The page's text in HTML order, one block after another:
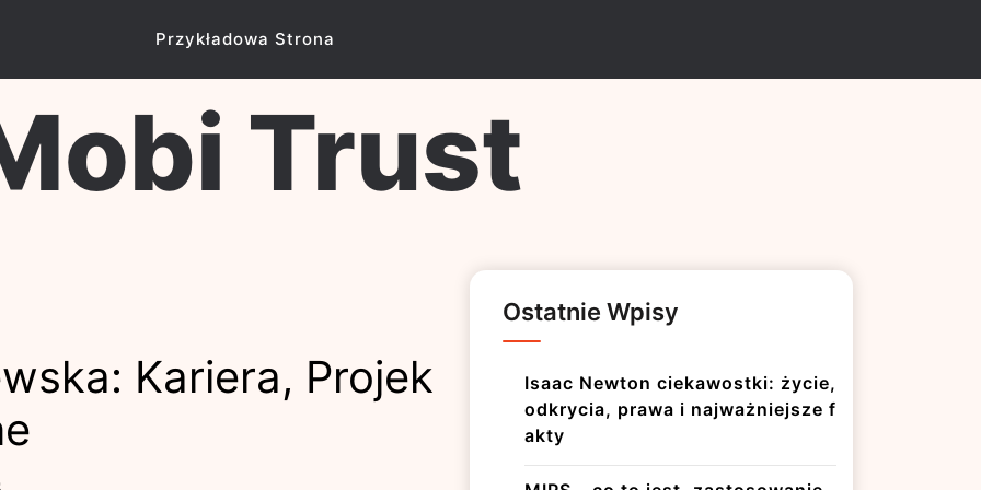
Przykładowa Strona
Trust
Kariera, Projek
Ostatnie Wpisy
Isaac Newton ciekawostki: życie,
odkrycia, prawa i najważniejsze f
akty